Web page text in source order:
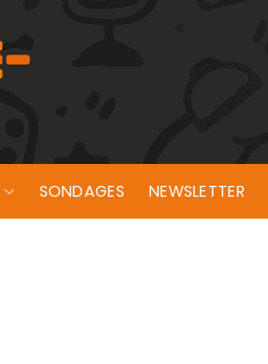
SONDAGES NEWSLETTER